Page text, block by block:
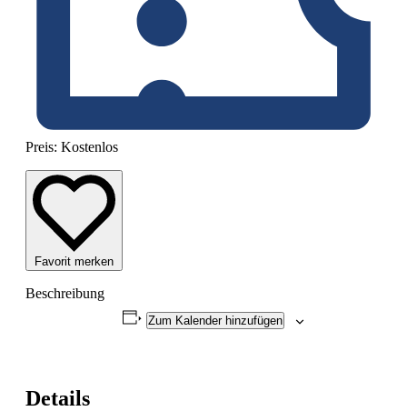
Preis: Kostenlos
Favorit merken
Beschreibung
Zum Kalender hinzufügen
Details